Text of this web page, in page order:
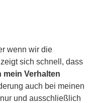
wenn wir die
sich schnell, dass
mein Verhalten
auch bei meinen
und ausschließlich